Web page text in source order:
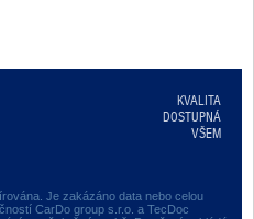
Je zakázáno data nebo celou
CarDo group s.r.o. a TecDoc
KVALITA
DOSTUPNÁ
VŠEM